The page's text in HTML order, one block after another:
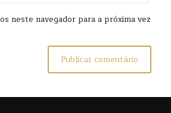
neste navegador para a próxima vez